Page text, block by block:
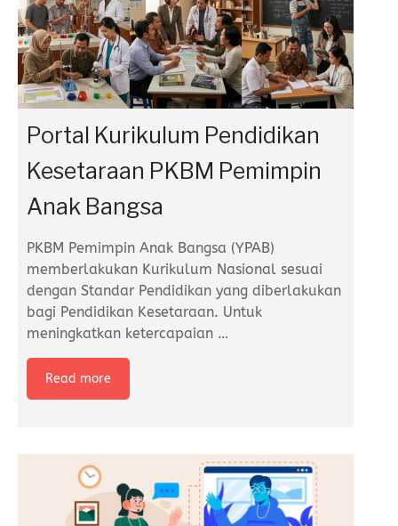
Portal Kurikulum Pendidikan
Kesetaraan PKBM Pemimpin
Anak Bangsa
PKBM Pemimpin Anak Bangsa (YPAB)
memberlakukan Kurikulum Nasional sesuai
dengan Standar Pendidikan yang diberlakukan
bagi Pendidikan Kesetaraan. Untuk
meningkatkan ketercapaian …
Read more